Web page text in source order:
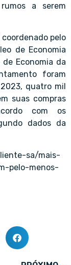
a serem
pelo
de Economia
Economia da
foram
quatro mil
suas compras
com os
dados da
sa/mais-
pelo-menos-